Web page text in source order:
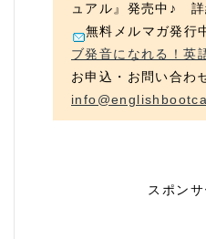
ュアル』発売中♪ 詳
無料メルマガ発
ブ発音になれる！英
お申込・お問い合わ
スポン